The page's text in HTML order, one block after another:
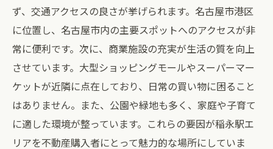
ず、交通アクセスの良さが挙げられます。名古屋市港区
に位置し、名古屋市内の主要スポットへのアクセスが非
常に便利です。次に、商業施設の充実が生活の質を向上
させています。大型ショッピングモールやスーパーマー
ケットが近隣に点在しており、日常の買い物に困ること
はありません。また、公園や緑地も多く、家庭や子育て
に適した環境が整っています。これらの要因が稲永駅エ
リアを不動産購入者にとって魅力的な場所にしていま